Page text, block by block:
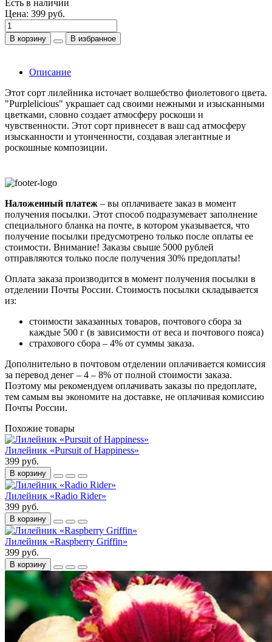
Есть в наличии
Цена: 399 руб.
В корзину В избранное
Описание
Этот сорт лилейника источает волшебство фиолетового цвета.
"Purplelicious" украшает сад своими нежными и изысканными
цветками, словно создает атмосферу роскоши и
чувственности. Этот сорт привнесет в ваш сад атмосферу
изысканности и утонченности, создавая элегантные и
роскошные композиции.
Наложенный платеж – вы оплачиваете заказ в момент
получения посылки. Этот способ подразумевает заполнение
специального бланка на почте, в котором указывается, что
получение посылки предусмотрено только после оплаты ее
стоимости. Внимание! Заказы свыше 5000 рублей
отправляются только после получения 30% предоплаты!
Оплата заказа производится в момент получения посылки в
отделении Почты России. Стоимость посылки складывается
из:
стоимости заказанных товаров, почтового сбора за
каждые 500 г (в зависимости от веса и почтового пояса)
страхового сбора – 4% от суммы заказа.
Дополнительно в почтовом отделении оплачивается комиссия
за перевод денег – 4 – 8% от полной стоимости заказа.
Поэтому мы рекомендуем оплачивать заказы по предоплате,
тем самым вы экономите на доставке, не оплачивая комиссию
Почты России.
Похожие товары
Лилейник «Pursuit of Happiness»
399 руб.
В корзину
Лилейник «Radio Rider»
399 руб.
В корзину
Лилейник «Raspberry Griffin»
399 руб.
В корзину